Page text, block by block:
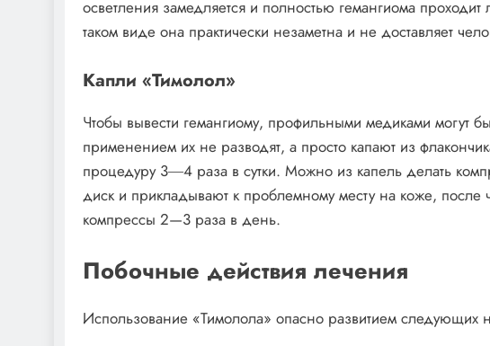
осветления замедляется и полностью гемангиома
таком виде она практически незаметна и не доставляет
Капли «Тимолол»
Чтобы вывести гемангиому, профильными медиками могут
применением их не разводят, а просто капают из
процедуру 3―4 раза в сутки. Можно из капель делать
диск и прикладывают к проблемному месту на коже,
компрессы 2—3 раза в день.
Побочные действия лечения
Использование «Тимолола» опасно развитием следующих